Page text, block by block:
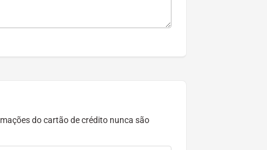
do cartão de crédito nunca são